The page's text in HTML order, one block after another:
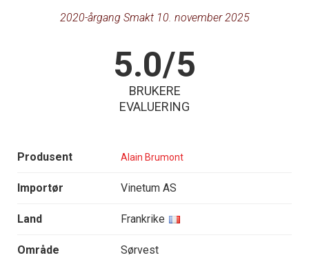
2020-årgang Smakt 10. november 2025
5.0/5
BRUKERE
EVALUERING
Produsent Alain Brumont
Importør Vinetum AS
Land Frankrike
Område Sørvest